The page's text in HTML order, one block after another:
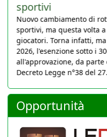
sportivi
Nuovo cambiamento di
sportivi, ma questa volta
giocatori. Torna infatti,
2026, l'esenzione sotto i
all'approvazione, da
Decreto Legge n°38 del
Opportunità